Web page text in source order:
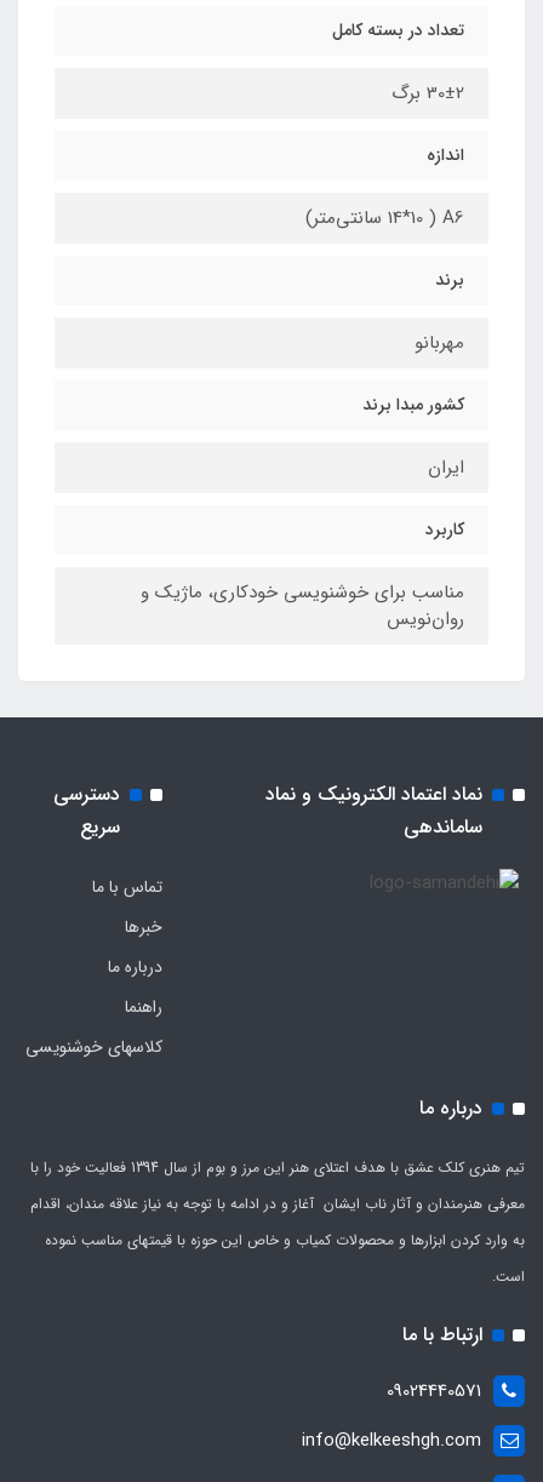
تعداد در بسته کامل
30±2 برگ
اندازه
A6 ( 14*10 سانتی‌متر)
برند
مهربانو
کشور مبدا برند
ایران
کاربرد
مناسب برای خوشنویسی خودکاری، ماژیک و
روان‌نویس
نماد اعتماد الکترونیک و نماد
ساماندهی
دسترسی
سریع
تماس با ما
خبرها
درباره ما
راهنما
کلاسهای خوشنویسی
درباره ما
تیم هنری کلک عشق با هدف اعتلای هنر این مرز و بوم از سال 1394 فعالیت خود را با
معرفی هنرمندان و آثار ناب ایشان آغاز و در ادامه با توجه به نیاز علاقه مندان، اقدام
به وارد کردن ابزارها و محصولات کمیاب و خاص این حوزه با قیمتهای مناسب نموده
است.
ارتباط با ما
09024440571
info@kelkeeshgh.com